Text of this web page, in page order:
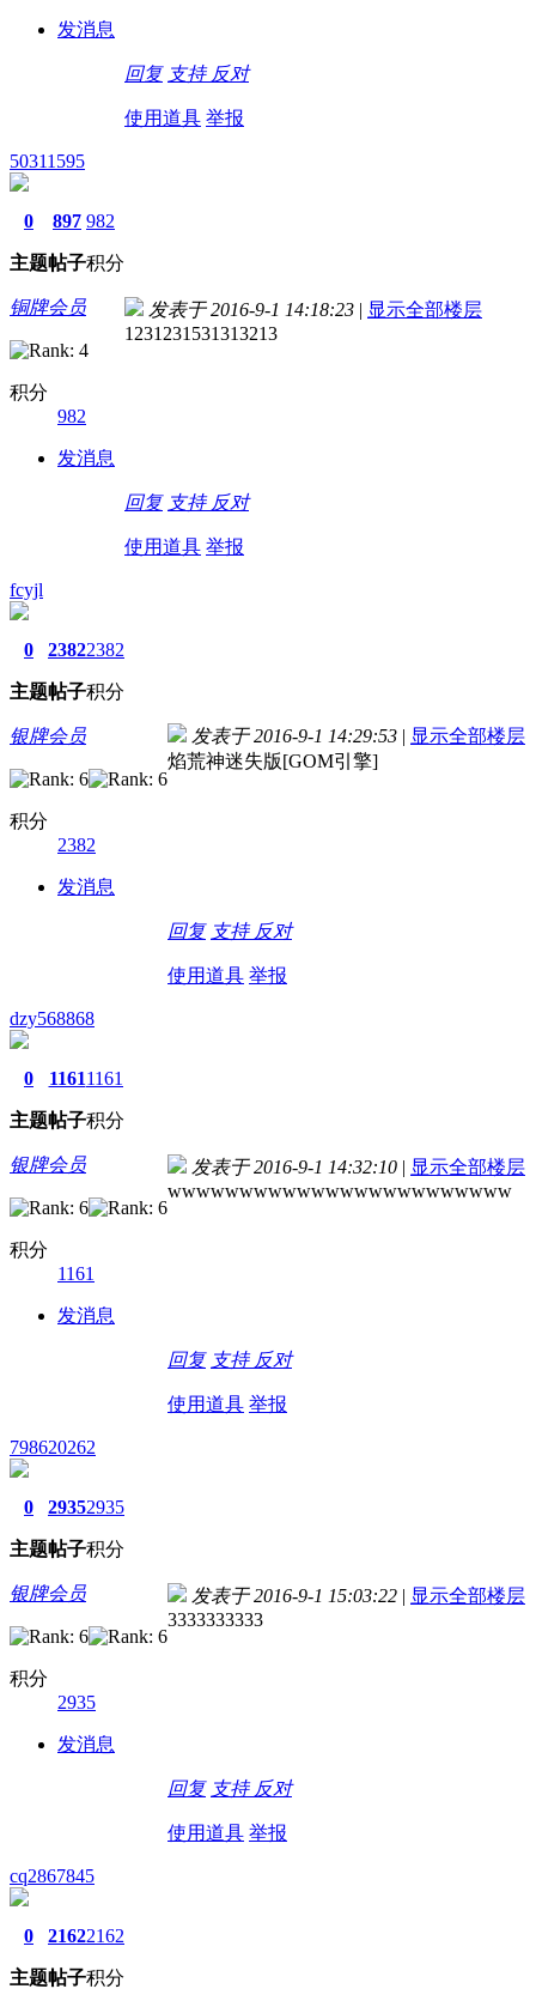
发消息
回复 支持 反对
使用道具 举报
50311595
0
主题
897
帖子
982
积分
铜牌会员
积分
982
发消息
发表于 2016-9-1 14:18:23 | 显示全部楼层
1231231531313213
回复 支持 反对
使用道具 举报
fcyjl
0
主题
2382
帖子
2382
积分
银牌会员
积分
2382
发消息
发表于 2016-9-1 14:29:53 | 显示全部楼层
焰荒神迷失版[GOM引擎]
回复 支持 反对
使用道具 举报
dzy568868
0
主题
1161
帖子
1161
积分
银牌会员
积分
1161
发消息
发表于 2016-9-1 14:32:10 | 显示全部楼层
wwwwwwwwwwwwwwwwwwwwwwww
回复 支持 反对
使用道具 举报
798620262
0
主题
2935
帖子
2935
积分
银牌会员
积分
2935
发消息
发表于 2016-9-1 15:03:22 | 显示全部楼层
3333333333
回复 支持 反对
使用道具 举报
cq2867845
0
主题
2162
帖子
2162
积分